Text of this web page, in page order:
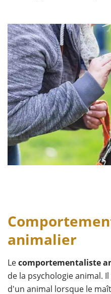
animalier
Lecomportementaliste
de la psychologie animal.
d'un animal lorsque le